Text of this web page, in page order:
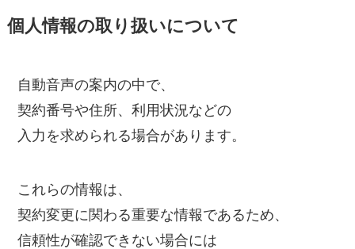
個人情報の取り扱いについて
自動音声の案内の中で、
契約番号や住所、利用状況などの
入力を求められる場合があります。
これらの情報は、
契約変更に関わる重要な情報であるため、
信頼性が確認できない場合には